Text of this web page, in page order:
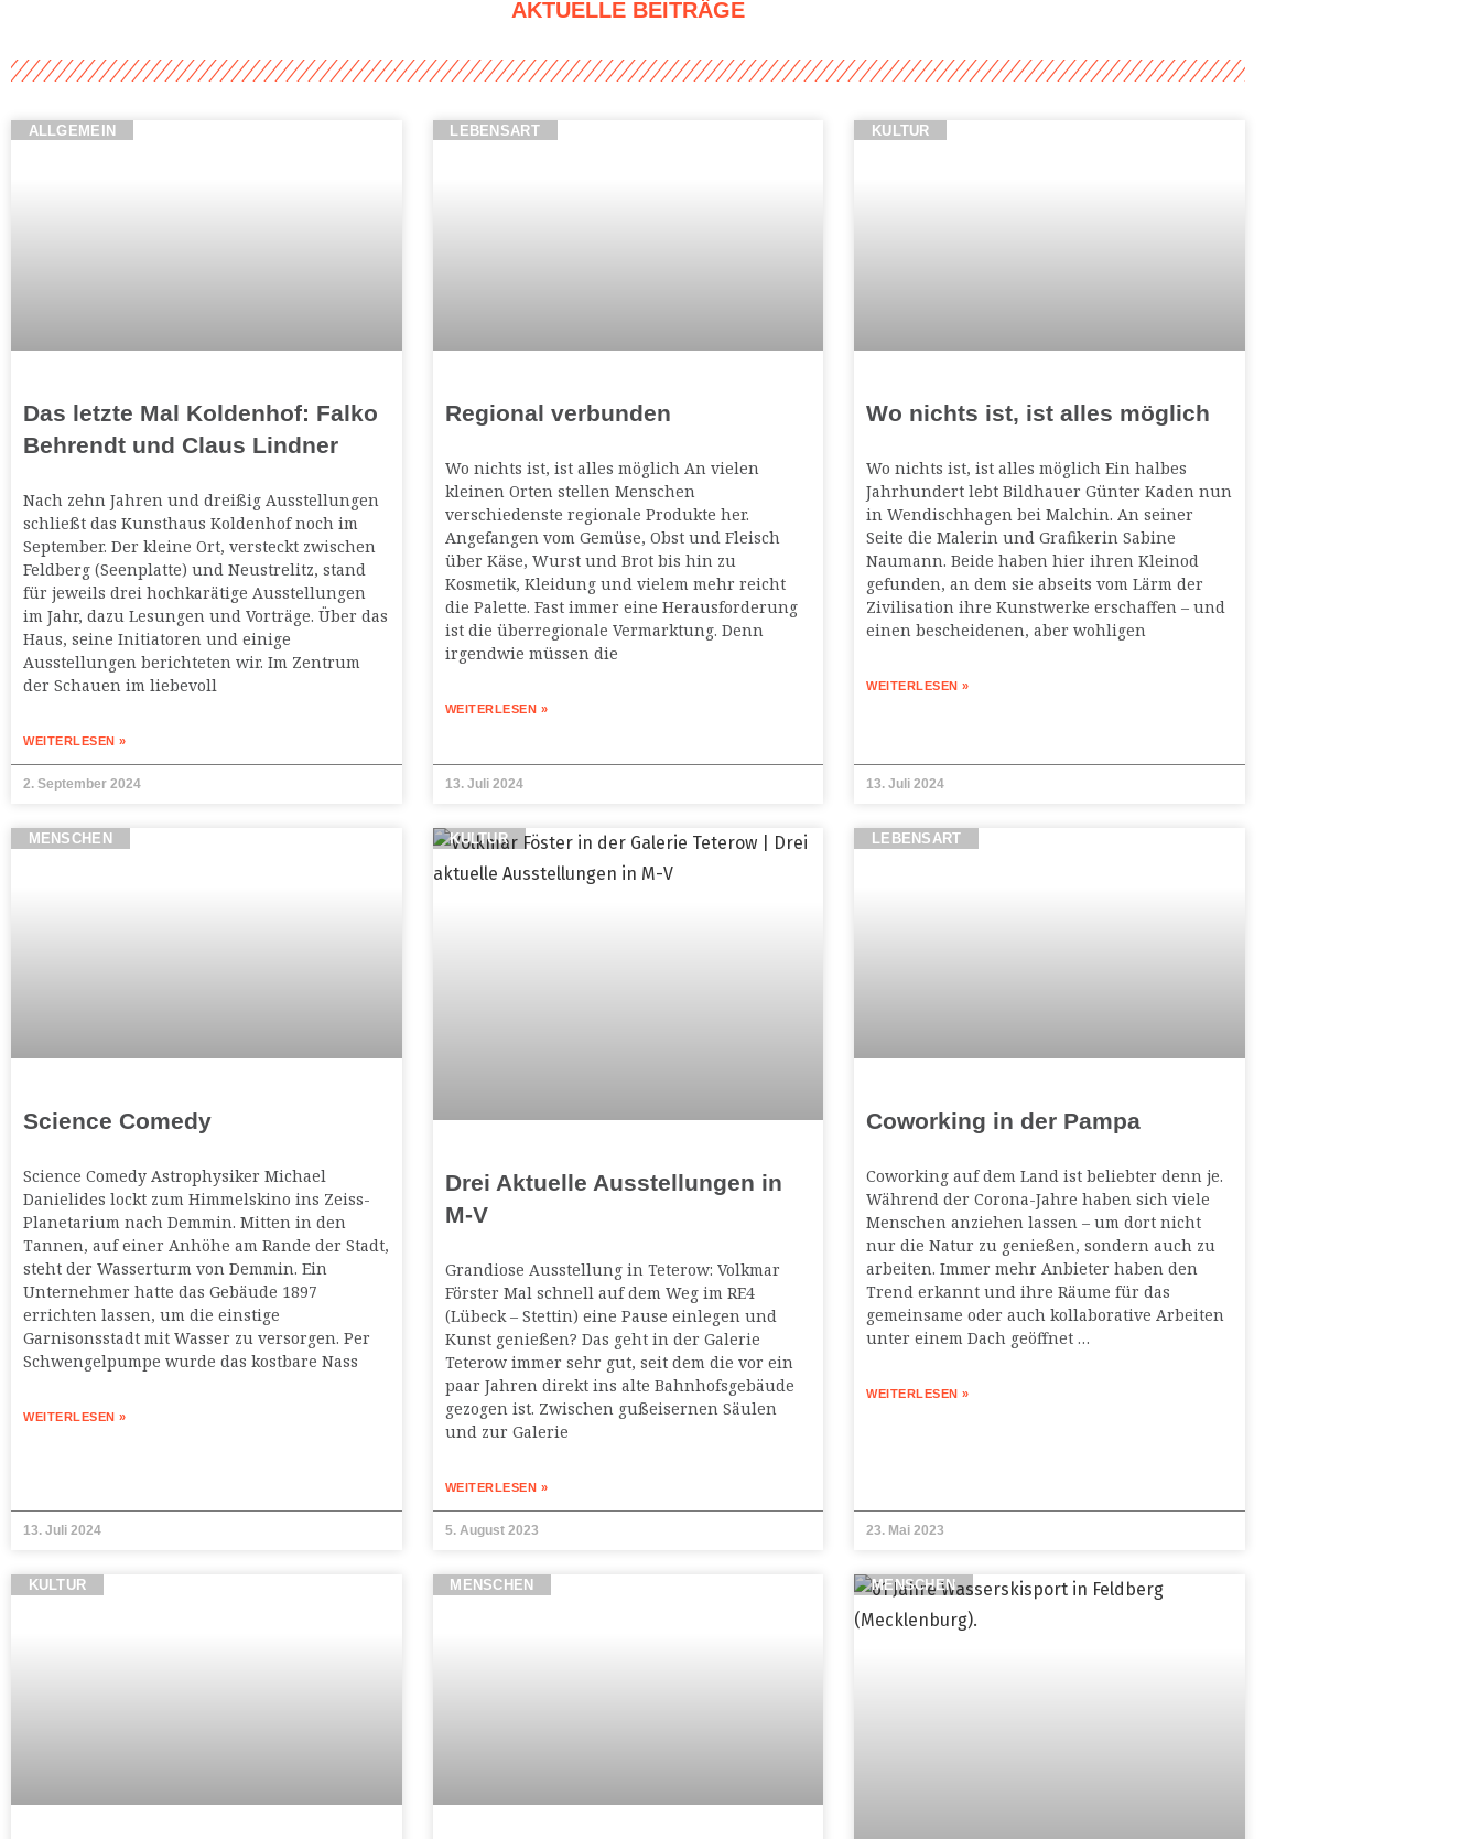
AKTUELLE BEITRÄGE
ALLGEMEIN
Das letzte Mal Koldenhof: Falko
Behrendt und Claus Lindner
Nach zehn Jahren und dreißig Ausstellungen
schließt das Kunsthaus Koldenhof noch im
September. Der kleine Ort, versteckt zwischen
Feldberg (Seenplatte) und Neustrelitz, stand
für jeweils drei hochkarätige Ausstellungen
im Jahr, dazu Lesungen und Vorträge. Über das
Haus, seine Initiatoren und einige
Ausstellungen berichteten wir. Im Zentrum
der Schauen im liebevoll
WEITERLESEN »
2. September 2024
LEBENSART
Regional verbunden
Wo nichts ist, ist alles möglich An vielen
kleinen Orten stellen Menschen
verschiedenste regionale Produkte her.
Angefangen vom Gemüse, Obst und Fleisch
über Käse, Wurst und Brot bis hin zu
Kosmetik, Kleidung und vielem mehr reicht
die Palette. Fast immer eine Herausforderung
ist die überregionale Vermarktung. Denn
irgendwie müssen die
WEITERLESEN »
13. Juli 2024
KULTUR
Wo nichts ist, ist alles möglich
Wo nichts ist, ist alles möglich Ein halbes
Jahrhundert lebt Bildhauer Günter Kaden nun
in Wendischhagen bei Malchin. An seiner
Seite die Malerin und Grafikerin Sabine
Naumann. Beide haben hier ihren Kleinod
gefunden, an dem sie abseits vom Lärm der
Zivilisation ihre Kunstwerke erschaffen – und
einen bescheidenen, aber wohligen
WEITERLESEN »
13. Juli 2024
MENSCHEN
Science Comedy
Science Comedy Astrophysiker Michael
Danielides lockt zum Himmelskino ins Zeiss-
Planetarium nach Demmin. Mitten in den
Tannen, auf einer Anhöhe am Rande der Stadt,
steht der Wasserturm von Demmin. Ein
Unternehmer hatte das Gebäude 1897
errichten lassen, um die einstige
Garnisonsstadt mit Wasser zu versorgen. Per
Schwengelpumpe wurde das kostbare Nass
WEITERLESEN »
13. Juli 2024
KULTUR
Drei Aktuelle Ausstellungen in
M-V
Grandiose Ausstellung in Teterow: Volkmar
Förster Mal schnell auf dem Weg im RE4
(Lübeck – Stettin) eine Pause einlegen und
Kunst genießen? Das geht in der Galerie
Teterow immer sehr gut, seit dem die vor ein
paar Jahren direkt ins alte Bahnhofsgebäude
gezogen ist. Zwischen gußeisernen Säulen
und zur Galerie
WEITERLESEN »
5. August 2023
LEBENSART
Coworking in der Pampa
Coworking auf dem Land ist beliebter denn je.
Während der Corona-Jahre haben sich viele
Menschen anziehen lassen – um dort nicht
nur die Natur zu genießen, sondern auch zu
arbeiten. Immer mehr Anbieter haben den
Trend erkannt und ihre Räume für das
gemeinsame oder auch kollaborative Arbeiten
unter einem Dach geöffnet …
WEITERLESEN »
23. Mai 2023
KULTUR MENSCHEN MENSCHEN